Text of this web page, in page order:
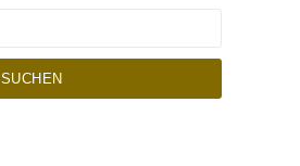
SUCHEN